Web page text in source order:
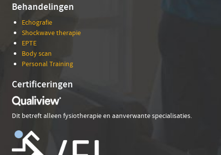
Behandelingen
Echografie
Shockwave therapie
EPTE
Body scan
Personal Training
Certificeringen
Dit betreft alleen fysiotherapie en aanverwante specialisaties.